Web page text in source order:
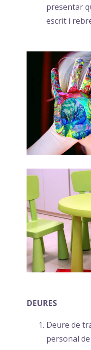
presentar
escrit i
DEURES
Deure de
personal de